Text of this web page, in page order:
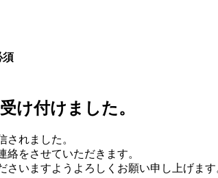
須
け付けました。
されました。
絡をさせていただきます。
さいますようよろしくお願い申し上げます